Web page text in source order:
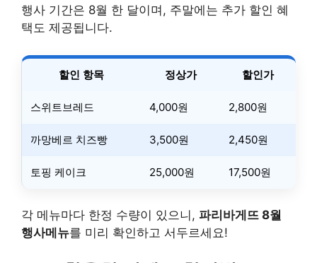
행사 기간은 8월 한 달이며, 주말에는 추가 할인 혜
택도 제공됩니다.
할인 항목 정상가 할인가
스위트브레드 4,000원 2,800원
까망베르 치즈빵 3,500원 2,450원
토핑 케이크 25,000원 17,500원
각 메뉴마다 한정 수량이 있으니, 파리바게뜨 8월
행사메뉴를 미리 확인하고 서두르세요!